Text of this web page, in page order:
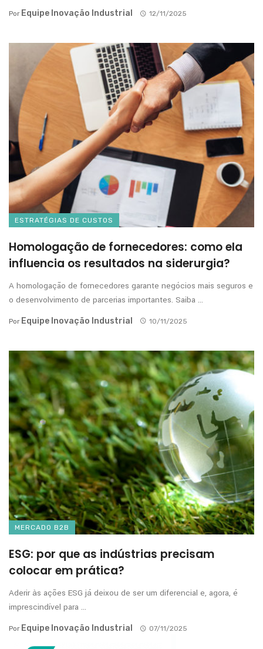
Por Equipe Inovação Industrial 12/11/2025
ESTRATÉGIAS DE CUSTOS
Homologação de fornecedores: como ela
influencia os resultados na siderurgia?
A homologação de fornecedores garante negócios mais seguros e
o desenvolvimento de parcerias importantes. Saiba ...
Por Equipe Inovação Industrial 10/11/2025
MERCADO B2B
ESG: por que as indústrias precisam
colocar em prática?
Aderir às ações ESG já deixou de ser um diferencial e, agora, é
imprescindível para ...
Por Equipe Inovação Industrial 07/11/2025